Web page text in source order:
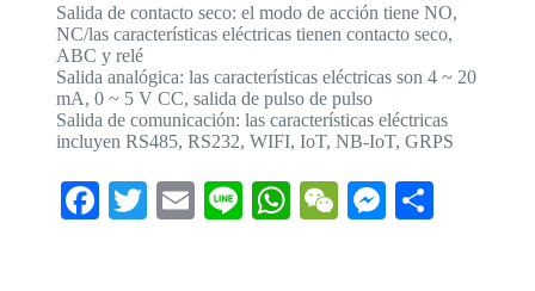
Salida de contacto seco: el modo de acción tiene NO,
NC/las características eléctricas tienen contacto seco,
ABC y relé
Salida analógica: las características eléctricas son 4 ~ 20
mA, 0 ~ 5 V CC, salida de pulso de pulso
Salida de comunicación: las características eléctricas
incluyen RS485, RS232, WIFI, IoT, NB-IoT, GRPS
Fa T E Li W W M C